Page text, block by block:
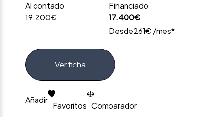
Al contado
19.200€
Financiado
17.400€
Desde261€ /mes*
Ver ficha
Añadir
Favoritos Comparador